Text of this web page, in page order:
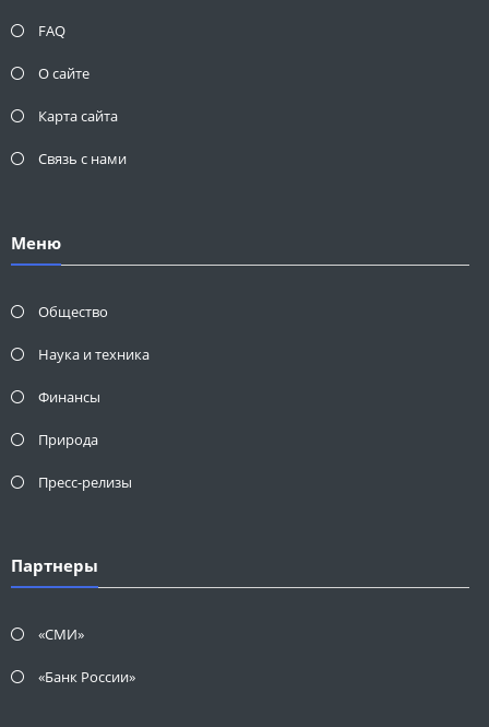
FAQ
О сайте
Карта сайта
Связь с нами
Меню
Общество
Наука и техника
Финансы
Природа
Пресс-релизы
Партнеры
«СМИ»
«Банк России»